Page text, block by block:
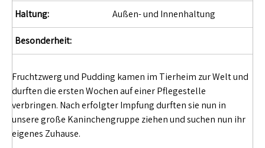
Haltung: Außen- und Innenhaltung
Besonderheit:
Fruchtzwerg und Pudding kamen im Tierheim zur Welt und
durften die ersten Wochen auf einer Pflegestelle
verbringen. Nach erfolgter Impfung durften sie nun in
unsere große Kaninchengruppe ziehen und suchen nun ihr
eigenes Zuhause.